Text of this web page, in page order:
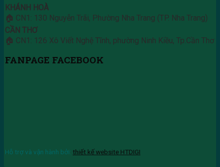
KHÁNH HOÀ
🏠 CN1: 130 Nguyễn Trãi, Phường Nha Trang (TP. Nha Trang)
CẦN THƠ
🏠 CN1: 126 Xô Viết Nghệ Tĩnh, phường Ninh Kiều, Tp.Cần Thơ
FANPAGE FACEBOOK
Hỗ trợ và vận hành bởi: thiết kế website HTDIGI